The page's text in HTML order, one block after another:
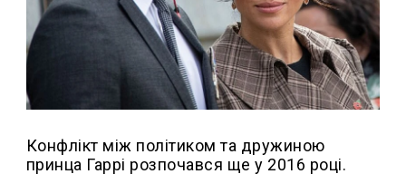
Конфлікт між політиком та дружиною
принца Гаррі розпочався ще у 2016 році.